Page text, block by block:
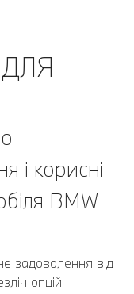
ДЛЯ
і корисні
BMW
задоволення від
опцій